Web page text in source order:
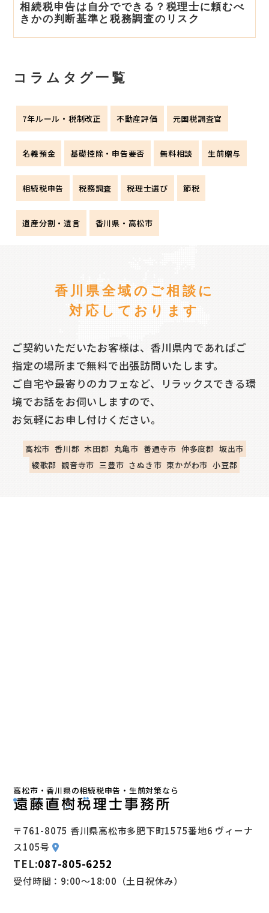
相続税申告は自分でできる？税理士に頼むべ
きかの判断基準と税務調査のリスク
コラムタグ一覧
7年ルール・税制改正 不動産評価 元国税調査官
名義預金 基礎控除・申告要否 無料相談 生前贈与
相続税申告 税務調査 税理士選び 節税
遺産分割・遺言 香川県・高松市
香川県全域のご相談に
対応しております
ご契約いただいたお客様は、香川県内であればご
指定の場所まで無料で出張訪問いたします。
ご自宅や最寄りのカフェなど、リラックスできる環
境でお話をお伺いしますので、
お気軽にお申し付けください。
高松市 香川郡 木田郡 丸亀市 善通寺市 仲多度郡 坂出市
綾歌郡 観音寺市 三豊市 さぬき市 東かがわ市 小豆郡
高松市・香川県の相続税申告・生前対策なら
〒761-8075 香川県高松市多肥下町1575番地6 ヴィーナ
ス105号
TEL:087-805-6252
受付時間：9:00～18:00（土日祝休み）